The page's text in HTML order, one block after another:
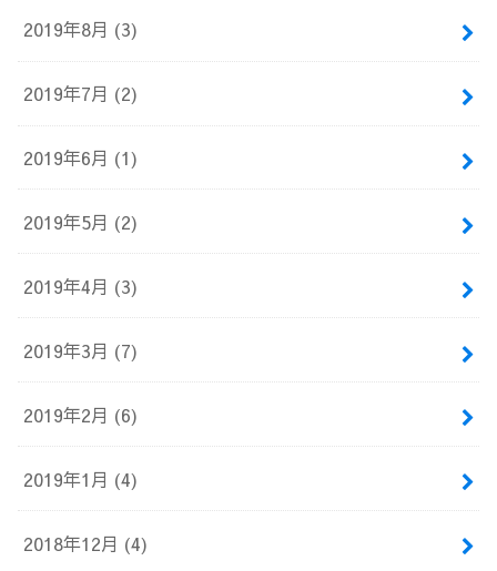
2019年8月 (3)
2019年7月 (2)
2019年6月 (1)
2019年5月 (2)
2019年4月 (3)
2019年3月 (7)
2019年2月 (6)
2019年1月 (4)
2018年12月 (4)